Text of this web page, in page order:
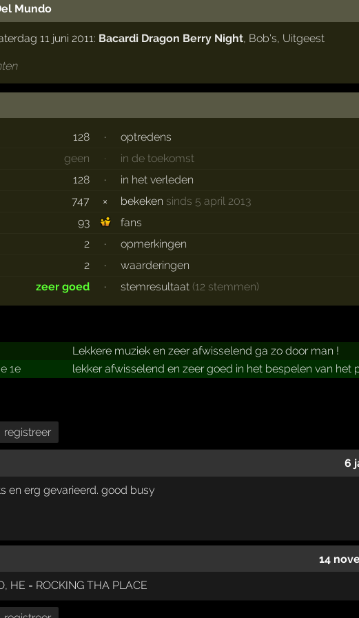
Mundo
11 juni 2011: Bacardi Dragon Berry Night, Bob's, Uitgeest
128 ·
optredens
geen
·
in de toekomst
128
·
in het verleden
747
× bekeken sinds 5 april 2013
93
fans
2
·
opmerkingen
2
·
waarderingen
zeer goed
· stemresultaat (12 stemmen)
Lekkere muziek en zeer afwisselend ga zo door man !
1e lekker afwisselend en zeer goed in het bespelen van het
registreer
6
en erg gevarieerd. good busy
14
HE = ROCKING THA PLACE